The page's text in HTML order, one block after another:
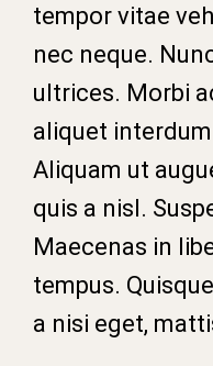
tempor vitae
nec neque.
ultrices. Morbi
aliquet
Aliquam ut
quis a nisl.
Maecenas in
tempus.
a nisi eget,